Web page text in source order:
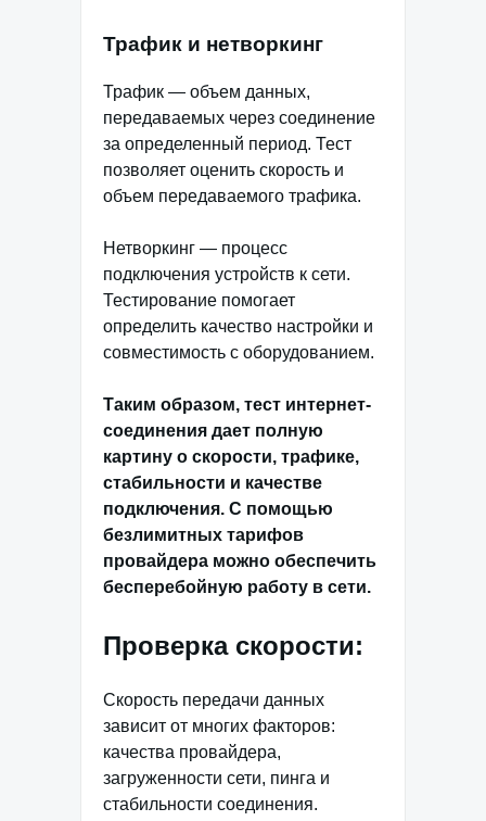
Трафик и нетворкинг
Трафик — объем данных,
передаваемых через соединение
за определенный период. Тест
позволяет оценить скорость и
объем передаваемого трафика.
Нетворкинг — процесс
подключения устройств к сети.
Тестирование помогает
определить качество настройки и
совместимость с оборудованием.
Таким образом, тест интернет-
соединения дает полную
картину о скорости, трафике,
стабильности и качестве
подключения. С помощью
безлимитных тарифов
провайдера можно обеспечить
бесперебойную работу в сети.
Проверка скорости:
Скорость передачи данных
зависит от многих факторов:
качества провайдера,
загруженности сети, пинга и
стабильности соединения.